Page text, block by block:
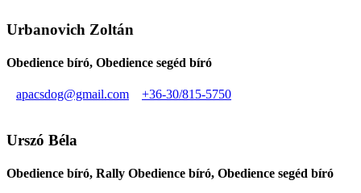
Urbanovich Zoltán
Obedience bíró, Obedience segéd bíró
apacsdog@gmail.com +36-30/815-5750
Urszó Béla
Obedience bíró, Rally Obedience bíró, Obedience segéd bíró